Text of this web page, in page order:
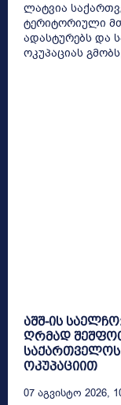
ლატვია
ტერიტორიული
ადასტურებს და
ოკუპაციას
აშშ-ის
ღრმად
ოკუპაციით
07 Აგვისტო 2026,